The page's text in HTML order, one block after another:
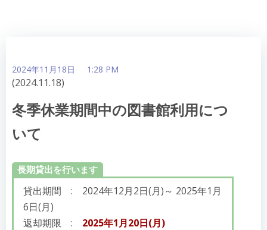
2024年11月18日 1:28 PM
(2024.11.18)
冬季休業期間中の図書館利用につ
いて
長期貸出を行います
貸出期間 : 2024年12月2日(月)～ 2025年1月
6日(月)
返却期限 : 2025年1月20日(月)